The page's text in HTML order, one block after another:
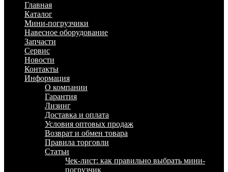
Главная
Каталог
Мини-погрузчики
Навесное оборудование
Запчасти
Сервис
Новости
Контакты
Информация
О компании
Гарантия
Лизинг
Доставка и оплата
Условия оптовых продаж
Возврат и обмен товара
Правила торговли
Статьи
Чек-лист: как правильно выбрать мини-
погрузчик